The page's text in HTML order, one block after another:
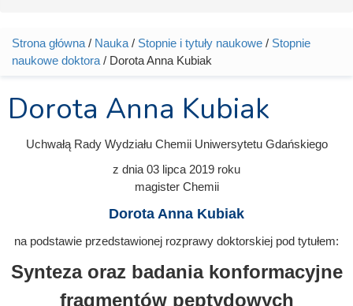
Jesteś tutaj
Strona główna / Nauka / Stopnie i tytuły naukowe / Stopnie
naukowe doktora / Dorota Anna Kubiak
Dorota Anna Kubiak
Uchwałą Rady Wydziału Chemii Uniwersytetu Gdańskiego
z dnia 03 lipca 2019 roku
magister Chemii
Dorota Anna Kubiak
na podstawie przedstawionej rozprawy doktorskiej pod tytułem:
Synteza oraz badania konformacyjne
fragmentów peptydowych